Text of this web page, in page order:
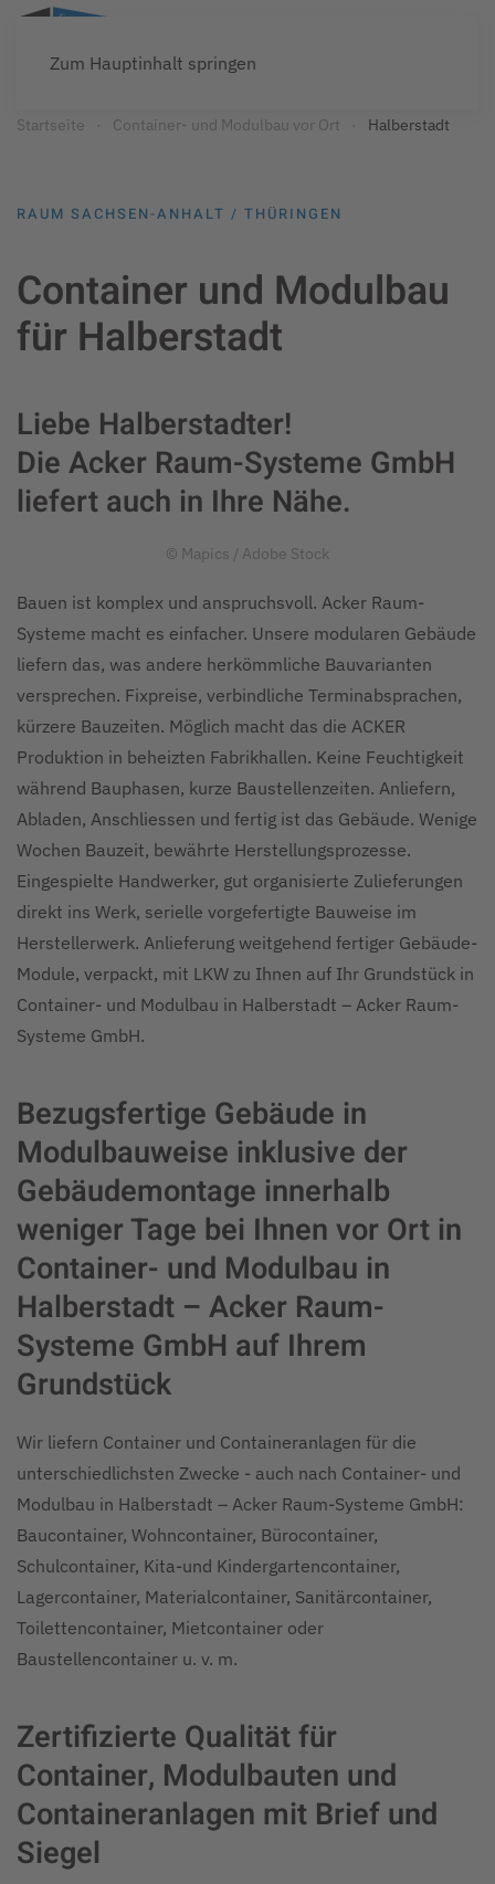
Zum Hauptinhalt springen
Startseite Container- und Modulbau vor Ort Halberstadt
RAUM SACHSEN-ANHALT / THÜRINGEN
Container und Modulbau
für Halberstadt
Liebe Halberstadter!
Die Acker Raum-Systeme GmbH
liefert auch in Ihre Nähe.
© Mapics / Adobe Stock
Bauen ist komplex und anspruchsvoll. Acker Raum-
Systeme macht es einfacher. Unsere modularen Gebäude
liefern das, was andere herkömmliche Bauvarianten
versprechen. Fixpreise, verbindliche Terminabsprachen,
kürzere Bauzeiten. Möglich macht das die ACKER
Produktion in beheizten Fabrikhallen. Keine Feuchtigkeit
während Bauphasen, kurze Baustellenzeiten. Anliefern,
Abladen, Anschliessen und fertig ist das Gebäude. Wenige
Wochen Bauzeit, bewährte Herstellungsprozesse.
Eingespielte Handwerker, gut organisierte Zulieferungen
direkt ins Werk, serielle vorgefertigte Bauweise im
Herstellerwerk. Anlieferung weitgehend fertiger Gebäude-
Module, verpackt, mit LKW zu Ihnen auf Ihr Grundstück in
Container- und Modulbau in Halberstadt – Acker Raum-
Systeme GmbH.
Bezugsfertige Gebäude in
Modulbauweise inklusive der
Gebäudemontage innerhalb
weniger Tage bei Ihnen vor Ort in
Container- und Modulbau in
Halberstadt – Acker Raum-
Systeme GmbH auf Ihrem
Grundstück
Wir liefern Container und Containeranlagen für die
unterschiedlichsten Zwecke - auch nach Container- und
Modulbau in Halberstadt – Acker Raum-Systeme GmbH:
Baucontainer, Wohncontainer, Bürocontainer,
Schulcontainer, Kita-und Kindergartencontainer,
Lagercontainer, Materialcontainer, Sanitärcontainer,
Toilettencontainer, Mietcontainer oder
Baustellencontainer u. v. m.
Zertifizierte Qualität für
Container, Modulbauten und
Containeranlagen mit Brief und
Siegel